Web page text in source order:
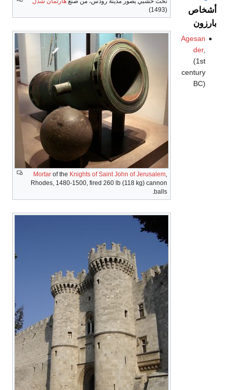
(1493)
Mortar of the Knights of Saint John of Jerusalem,
Rhodes, 1480-1500, fired 260 lb (118 kg) cannon
balls.
أشخاص
بارزون
Agesan
der,
(1st
century
BC)